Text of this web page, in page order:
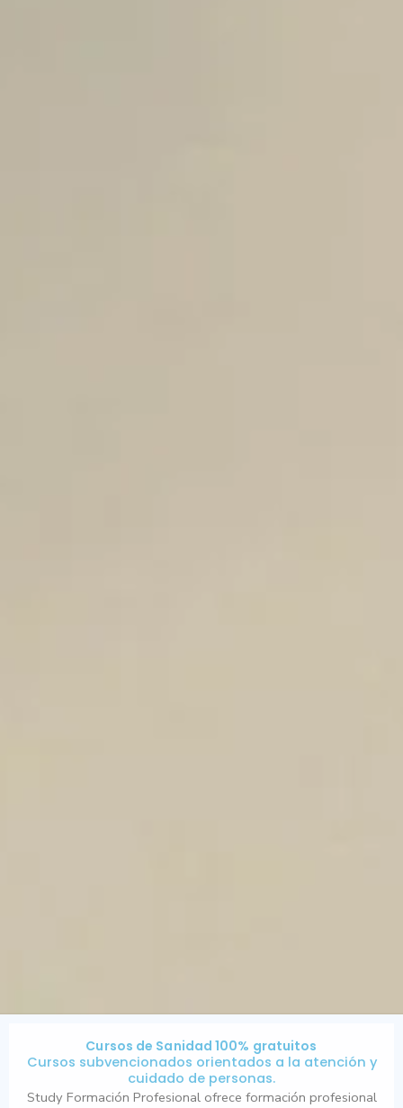
Cursos de Sanidad 100% gratuitos
Cursos subvencionados orientados a la atención y
cuidado de personas.
Study Formación Profesional ofrece formación profesional